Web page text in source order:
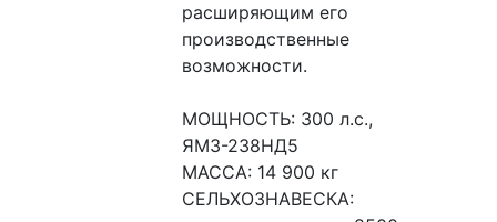
расширяющим его
производственные
возможности.
МОЩНОСТЬ: 300 л.с.,
ЯМЗ-238НД5
МАССА: 14 900 кг
СЕЛЬХОЗНАВЕСКА: